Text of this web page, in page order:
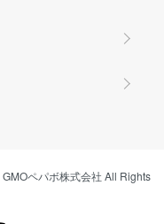
GMOペパボ株式会社 All Rights